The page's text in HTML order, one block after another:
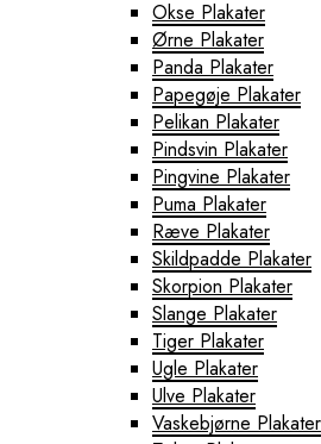
Okse Plakater
Ørne Plakater
Panda Plakater
Papegøje Plakater
Pelikan Plakater
Pindsvin Plakater
Pingvine Plakater
Puma Plakater
Ræve Plakater
Skildpadde Plakater
Skorpion Plakater
Slange Plakater
Tiger Plakater
Ugle Plakater
Ulve Plakater
Vaskebjørne Plakater